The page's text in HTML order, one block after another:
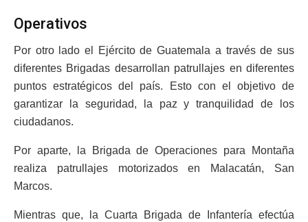
Operativos
Por otro lado el Ejército de Guatemala a través de sus
diferentes Brigadas desarrollan patrullajes en diferentes
puntos estratégicos del país. Esto con el objetivo de
garantizar la seguridad, la paz y tranquilidad de los
ciudadanos.
Por aparte, la Brigada de Operaciones para Montaña
realiza patrullajes motorizados en Malacatán, San
Marcos.
Mientras que, la Cuarta Brigada de Infantería efectúa